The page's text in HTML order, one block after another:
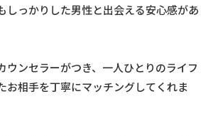
しっかりした男性と出会える安心感があ
ウンセラーがつき、一人ひとりのライフ
お相手を丁寧にマッチングしてくれま